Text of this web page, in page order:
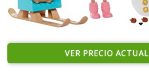
VER PRECIO ACTUAL